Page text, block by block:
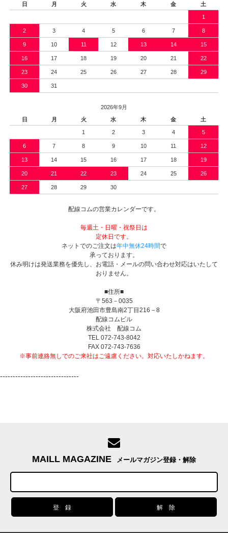
日
月 火 水 木 金 土
1
2 3 4 5 6 7 8
9 10 11 12 13 14 15
16 17 18 19 20 21 22
23 24 25 26 27 28 29
30 31
2026年9月
日
月 火 水 木 金 土
1 2 3 4 5
6 7 8 9 10 11 12
13 14 15 16 17 18 19
20 21 22 23 24 25 26
27 28 29 30
配線コムの営業カレンダーです。
毎週土・日曜・祝祭日は
定休日です。
ネットでのご注文は年中無休24時間で
承っております。
休み明けは発送業務を優先し、お電話・メールの問い合わせ対応はいたして
おりません。
■住所■
〒563－0035
大阪府池田市豊島南2丁目216－8
配線コムビル
株式会社 配線コム
TEL 072-743-8042
FAX 072-743-7636
※事前連絡無しでのご来社はご遠慮ください。対応いたしかねます。
-------------------------------
MAILL MAGAZINE メールマガジン登録・解除